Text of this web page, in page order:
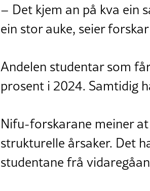
– Det kjem an på kva ein
ein stor auke, seier
Andelen studentar som
prosent i 2024. Samtidig
Nifu-forskarane meiner
strukturelle årsaker. Det
studentane frå